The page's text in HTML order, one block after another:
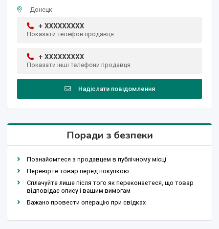
Донецк
+ XXXXXXXXX
Показати телефон продавця
+ XXXXXXXXX
Показати інші телефони продавця
Надіслати повідомлення
Поради з безпеки
Познайомтеся з продавцем в публічному місці
Перевірте товар перед покупкою
Сплачуйте лише після того як переконаєтеся, що товар
відповідає опису і вашим вимогам
Бажано провести операцію при свідках